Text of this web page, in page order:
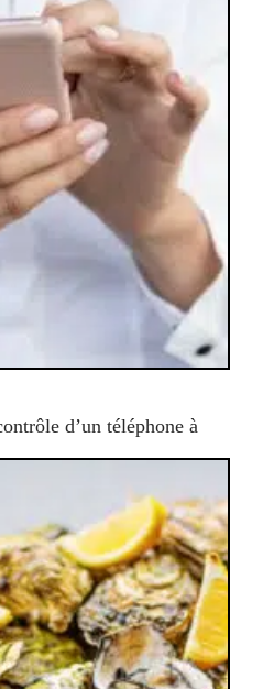
d’un téléphone à